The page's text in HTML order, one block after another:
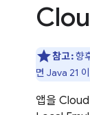
참고:향
면 Java 21
앱을